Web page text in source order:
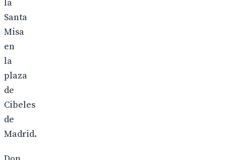
la
Santa
Misa
en
la
plaza
de
Cibeles
de
Madrid.